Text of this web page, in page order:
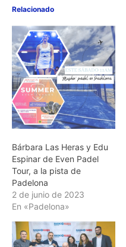
Relacionado
Bárbara Las Heras y Edu
Espinar de Even Padel
Tour, a la pista de
Padelona
2 de junio de 2023
En «Padelona»